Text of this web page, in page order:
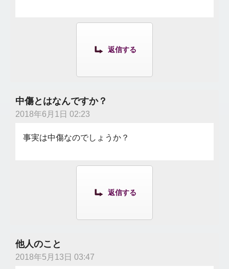
返信する
中傷とはなんですか？
2018年6月1日 02:23
事実は中傷なのでしょうか？
返信する
他人のこと
2018年5月13日 03:47